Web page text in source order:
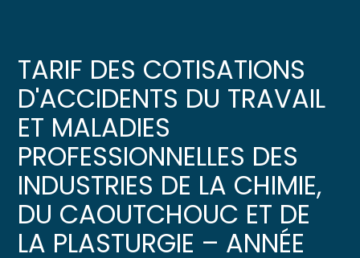
Gérer votre quotidien
Piloter votre entreprise
Développer votre entreprise
Construire votre patrimoine
Structurer votre croissance
Suivre votre comptabilité
Gérer vos ressources humaines
Dématérialiser vos documents
TARIF DES COTISATIONS
D'ACCIDENTS DU TRAVAIL
ET MALADIES
PROFESSIONNELLES DES
INDUSTRIES DE LA CHIMIE,
DU CAOUTCHOUC ET DE
LA PLASTURGIE – ANNÉE